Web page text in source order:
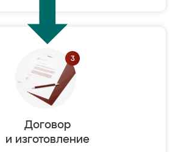
Договор
и изготовление